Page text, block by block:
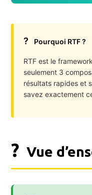
? Pourquoi RTF ?
RTF est le
seulement 3
résultats rapides et
savez exactement
? Vue